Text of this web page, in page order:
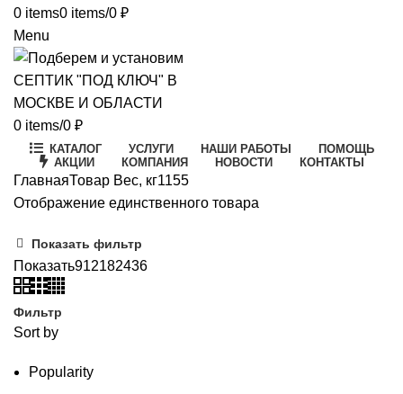
0 items0 items/0 ₽
Menu
0 items/0 ₽
КАТАЛОГ УСЛУГИ НАШИ РАБОТЫ
ПОМОЩЬ
АКЦИИ
КОМПАНИЯ НОВОСТИ КОНТАКТЫ
ГлавнаяТовар Вес, кг1155
Отображение единственного товара
Показать фильтр
Показать912182436
Фильтр
Sort by
Popularity